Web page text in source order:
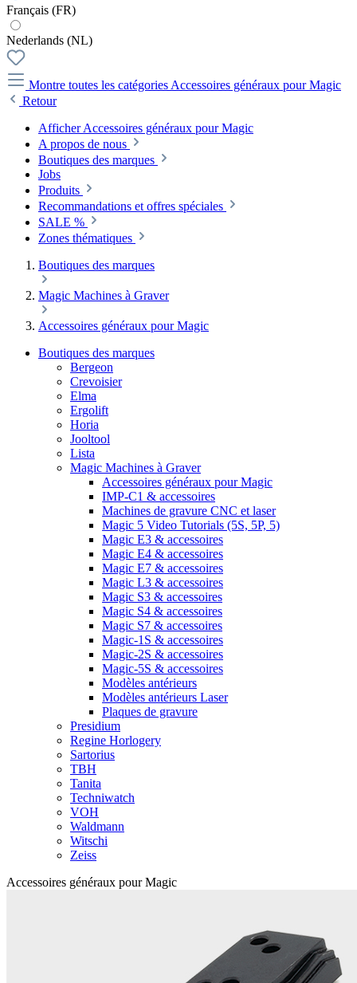
Français (FR)
Nederlands (NL)
Montre toutes les catégories Accessoires généraux pour Magic
Retour
Afficher Accessoires généraux pour Magic
A propos de nous
Boutiques des marques
Jobs
Produits
Recommandations et offres spéciales
SALE %
Zones thématiques
Boutiques des marques
Magic Machines à Graver
Accessoires généraux pour Magic
Boutiques des marques
Bergeon
Crevoisier
Elma
Ergolift
Horia
Jooltool
Lista
Magic Machines à Graver
Accessoires généraux pour Magic
IMP-C1 & accessoires
Machines de gravure CNC et laser
Magic 5 Video Tutorials (5S, 5P, 5)
Magic E3 & accessoires
Magic E4 & accessoires
Magic E7 & accessoires
Magic L3 & accessoires
Magic S3 & accessoires
Magic S4 & accessoires
Magic S7 & accessoires
Magic-1S & accessoires
Magic-2S & accessoires
Magic-5S & accessoires
Modèles antérieurs
Modèles antérieurs Laser
Plaques de gravure
Presidium
Regine Horlogery
Sartorius
TBH
Tanita
Techniwatch
VOH
Waldmann
Witschi
Zeiss
Accessoires généraux pour Magic